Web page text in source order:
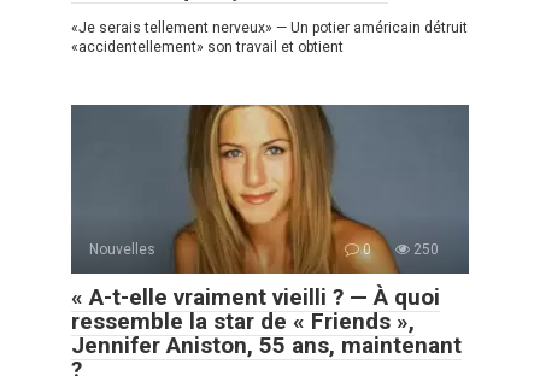
«Je serais tellement nerveux» — Un potier américain détruit
«accidentellement» son travail et obtient
Nouvelles 0 250
« A-t-elle vraiment vieilli ? — À quoi
ressemble la star de « Friends »,
Jennifer Aniston, 55 ans, maintenant
?